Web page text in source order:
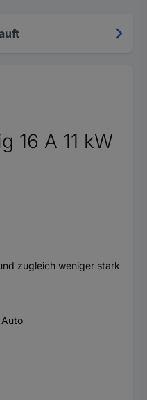
16 A 11 kW
zugleich weniger stark